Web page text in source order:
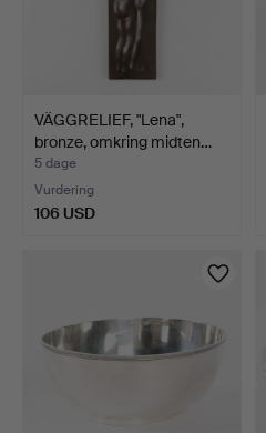
VÄGGRELIEF, "Lena",
bronze, omkring midten…
5 dage
Vurdering
106 USD